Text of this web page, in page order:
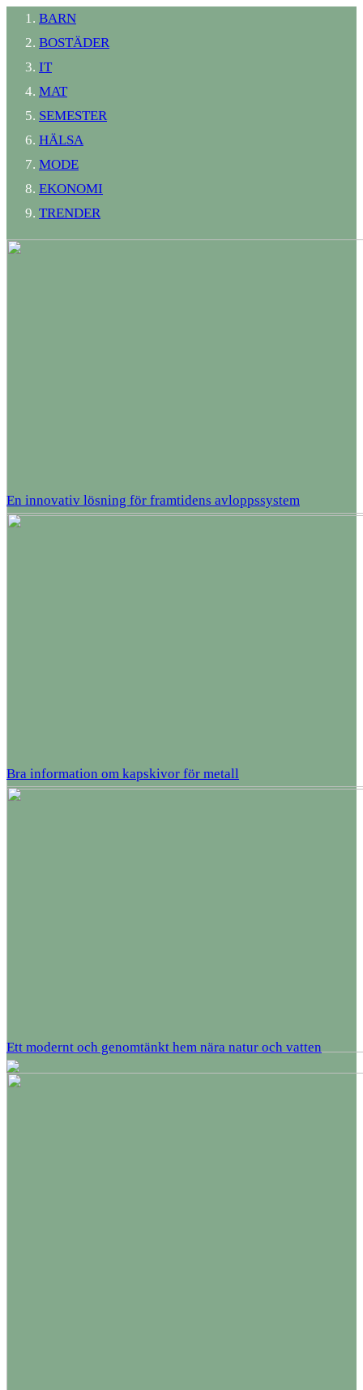
BARN
BOSTÄDER
IT
MAT
SEMESTER
HÄLSA
MODE
EKONOMI
TRENDER
En innovativ lösning för framtidens avloppssystem
Bra information om kapskivor för metall
Ett modernt och genomtänkt hem nära natur och vatten